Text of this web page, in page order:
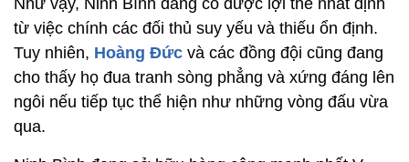
Như vậy, Ninh Bình đang có được lợi thế nhất định
từ việc chính các đối thủ suy yếu và thiếu ổn định.
Tuy nhiên, Hoàng Đức và các đồng đội cũng đang
cho thấy họ đua tranh sòng phẳng và xứng đáng lên
ngôi nếu tiếp tục thể hiện như những vòng đấu vừa
qua.